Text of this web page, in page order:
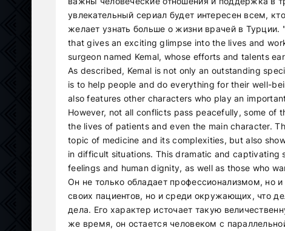
увлекательный сериал будет интересен всем,
желает узнать больше о жизни врачей в
that gives an exciting glimpse into the lives and
surgeon named Kemal, whose efforts and talents
As described, Kemal is not only an outstanding
is to help people and do everything for their well-
also features other characters who play an
However, not all conflicts pass peacefully, some of
the lives of patients and even the main character.
topic of medicine and its complexities, but also
in difficult situations. This dramatic and captivating
feelings and human dignity, as well as those who
Он не только обладает профессионализмом, но
своих пациентов, но и среди окружающих, что
дела. Его характер источает такую
же время, он остается человеком с